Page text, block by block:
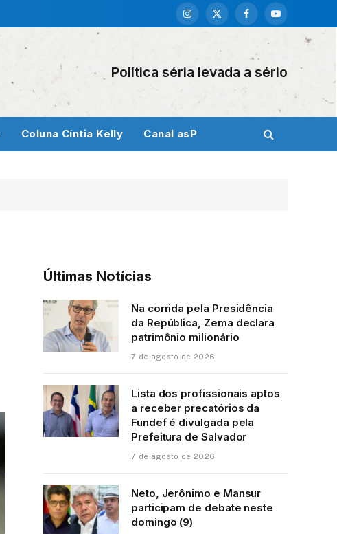
Instagram
X
FacebookYouTube
Política séria levada a sério
Coluna Cíntia Kelly Canal asP
Últimas Notícias
Na corrida pela Presidência
da República, Zema declara
patrimônio milionário
7 de agosto de 2026
Lista dos profissionais aptos
a receber precatórios da
Fundef é divulgada pela
Prefeitura de Salvador
7 de agosto de 2026
Neto, Jerônimo e Mansur
participam de debate neste
domingo (9)